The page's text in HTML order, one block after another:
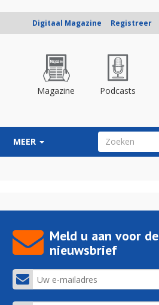
Digitaal Magazine Registreer
Magazine Podcasts
MEER ZOEKVELD
Meld u aan voor de
nieuwsbrief